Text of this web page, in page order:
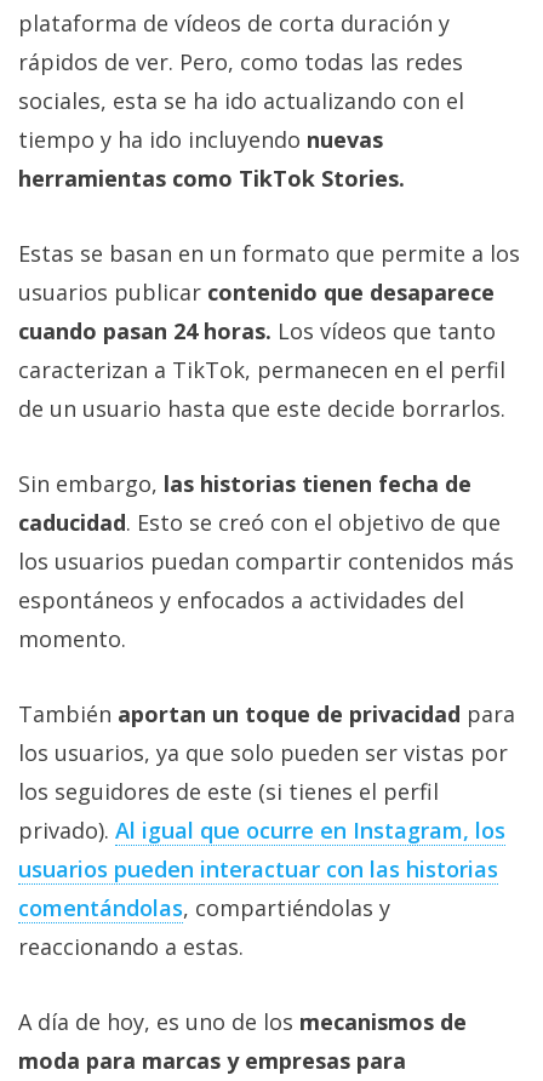
plataforma de vídeos de corta duración y
rápidos de ver. Pero, como todas las redes
sociales, esta se ha ido actualizando con el
tiempo y ha ido incluyendo nuevas
herramientas como TikTok Stories.
Estas se basan en un formato que permite a los
usuarios publicar contenido que desaparece
cuando pasan 24 horas. Los vídeos que tanto
caracterizan a TikTok, permanecen en el perfil
de un usuario hasta que este decide borrarlos.
Sin embargo, las historias tienen fecha de
caducidad. Esto se creó con el objetivo de que
los usuarios puedan compartir contenidos más
espontáneos y enfocados a actividades del
momento.
También aportan un toque de privacidad para
los usuarios, ya que solo pueden ser vistas por
los seguidores de este (si tienes el perfil
privado). Al igual que ocurre en Instagram, los
usuarios pueden interactuar con las historias
comentándolas, compartiéndolas y
reaccionando a estas.
A día de hoy, es uno de los mecanismos de
moda para marcas y empresas para